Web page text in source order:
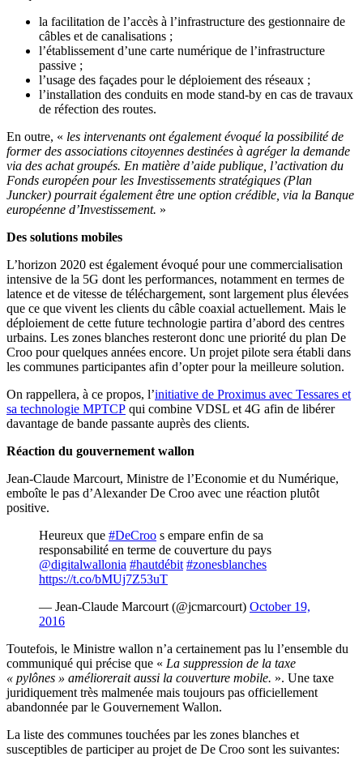
la facilitation de l’accès à l’infrastructure des gestionnaire de
câbles et de canalisations ;
l’établissement d’une carte numérique de l’infrastructure
passive ;
l’usage des façades pour le déploiement des réseaux ;
l’installation des conduits en mode stand-by en cas de travaux
de réfection des routes.
En outre, « les intervenants ont également évoqué la possibilité de
former des associations citoyennes destinées à agréger la demande
via des achat groupés. En matière d’aide publique, l’activation du
Fonds européen pour les Investissements stratégiques (Plan
Juncker) pourrait également être une option crédible, via la Banque
européenne d’Investissement. »
Des solutions mobiles
L’horizon 2020 est également évoqué pour une commercialisation
intensive de la 5G dont les performances, notamment en termes de
latence et de vitesse de téléchargement, sont largement plus élevées
que ce que vivent les clients du câble coaxial actuellement. Mais le
déploiement de cette future technologie partira d’abord des centres
urbains. Les zones blanches resteront donc une priorité du plan De
Croo pour quelques années encore. Un projet pilote sera établi dans
les communes participantes afin d’opter pour la meilleure solution.
On rappellera, à ce propos, l’initiative de Proximus avec Tessares et
sa technologie MPTCP qui combine VDSL et 4G afin de libérer
davantage de bande passante auprès des clients.
Réaction du gouvernement wallon
Jean-Claude Marcourt, Ministre de l’Economie et du Numérique,
emboîte le pas d’Alexander De Croo avec une réaction plutôt
positive.
Heureux que #DeCroo s empare enfin de sa
responsabilité en terme de couverture du pays
@digitalwallonia #hautdébit #zonesblanches
https://t.co/bMUj7Z53uT
— Jean-Claude Marcourt (@jcmarcourt) October 19,
2016
Toutefois, le Ministre wallon n’a certainement pas lu l’ensemble du
communiqué qui précise que « La suppression de la taxe
« pylônes » améliorerait aussi la couverture mobile. ». Une taxe
juridiquement très malmenée mais toujours pas officiellement
abandonnée par le Gouvernement Wallon.
La liste des communes touchées par les zones blanches et
susceptibles de participer au projet de De Croo sont les suivantes: